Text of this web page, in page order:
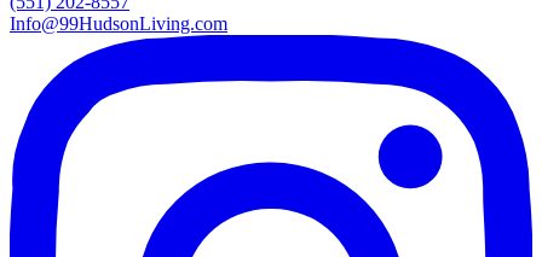
Info@99HudsonLiving.com